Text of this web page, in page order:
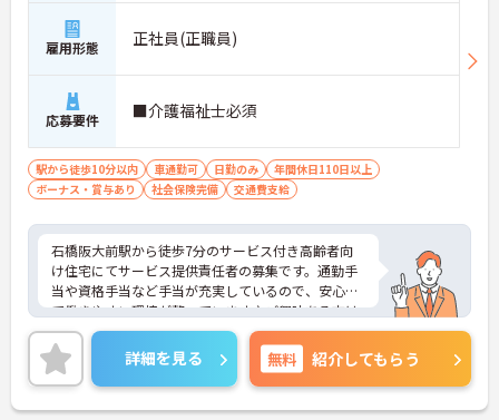
雇用形態 正社員(正職員)
応募要件 ■介護福祉士必須
駅から徒歩10分以内 車通勤可 日勤のみ
年間休日110日以上
ボーナス・賞与あり
社会保険完備 交通費支給
石橋阪大前駅から徒歩7分のサービス付き高齢者向
け住宅にてサービス提供責任者の募集です。通勤手
当や資格手当など手当が充実しているので、安心し
て働きやすい環境が整っています♪ご興味ある方は
面接ポイントをお伝えしますので、お気軽にご連絡
ください。
詳細を見る 無料 紹介してもらう